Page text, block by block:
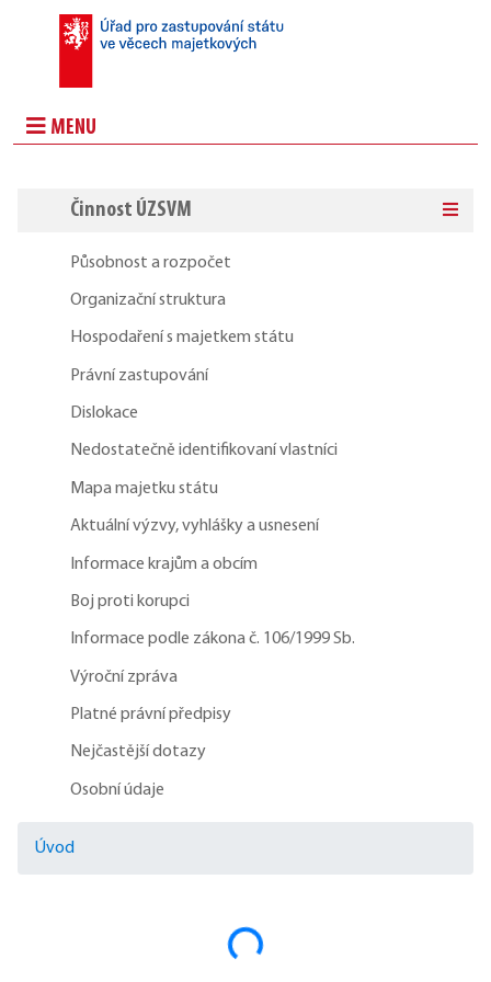
MENU
Činnost ÚZSVM
Působnost a rozpočet
Organizační struktura
Hospodaření s majetkem státu
Právní zastupování
Dislokace
Nedostatečně identifikovaní vlastníci
Mapa majetku státu
Aktuální výzvy, vyhlášky a usnesení
Informace krajům a obcím
Boj proti korupci
Informace podle zákona č. 106/1999 Sb.
Výroční zpráva
Platné právní předpisy
Nejčastější dotazy
Osobní údaje
Úvod
Načítám...